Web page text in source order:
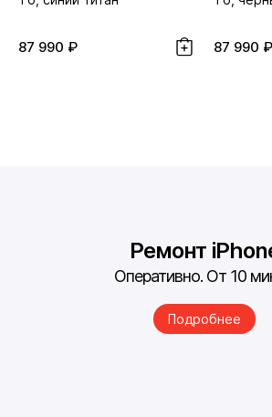
87 990 ₽ 87 990 ₽
Ремонт
Оперативно. От 10
Подробнее